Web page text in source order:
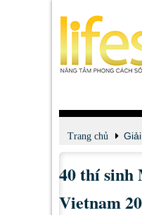
Trang chủ
Xem - Nghe - Đọc
40 thí sinh
Vietnam